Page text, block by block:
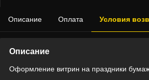
Описание Оплата Условия
Описание
Оформление витрин на праздники